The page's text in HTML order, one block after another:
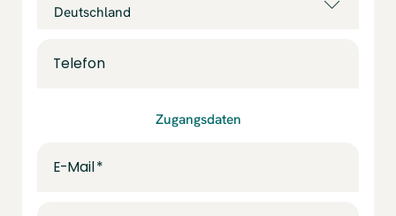
Telefon
Zugangsdaten
E-Mail